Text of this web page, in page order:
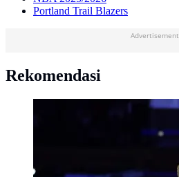
Portland Trail Blazers
Advertisement
Rekomendasi